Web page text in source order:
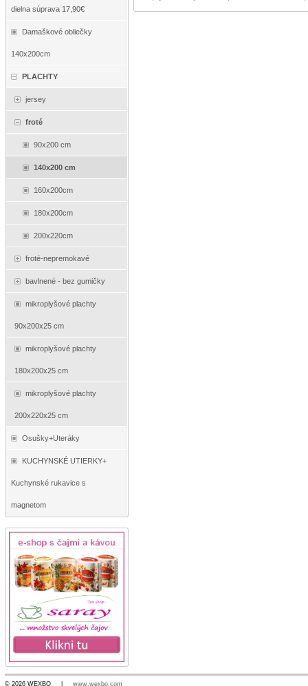
dielna súprava 17,90€
Damaškové obliečky
140x200cm
PLACHTY
jersey
froté
90x200 cm
140x200 cm
160x200cm
180x200cm
200x220cm
froté-nepremokavé
bavlnené - bez gumičky
mikroplyšové plachty
90x200x25 cm
mikroplyšové plachty
180x200x25 cm
mikroplyšové plachty
200x220x25 cm
Osušky+Uteráky
KUCHYNSKÉ UTIERKY+
Kuchynské rukavice s
magnetom
© 2026 WEXBO | www.wexbo.com